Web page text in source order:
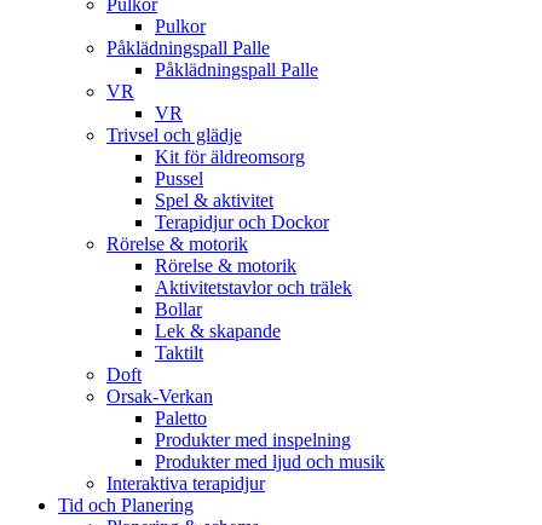
Pulkor
Påklädningspall Palle
Påklädningspall Palle
VR
VR
Trivsel och glädje
Kit för äldreomsorg
Pussel
Spel & aktivitet
Terapidjur och Dockor
Rörelse & motorik
Rörelse & motorik
Aktivitetstavlor och trälek
Bollar
Lek & skapande
Taktilt
Doft
Orsak-Verkan
Paletto
Produkter med inspelning
Produkter med ljud och musik
Interaktiva terapidjur
Tid och Planering